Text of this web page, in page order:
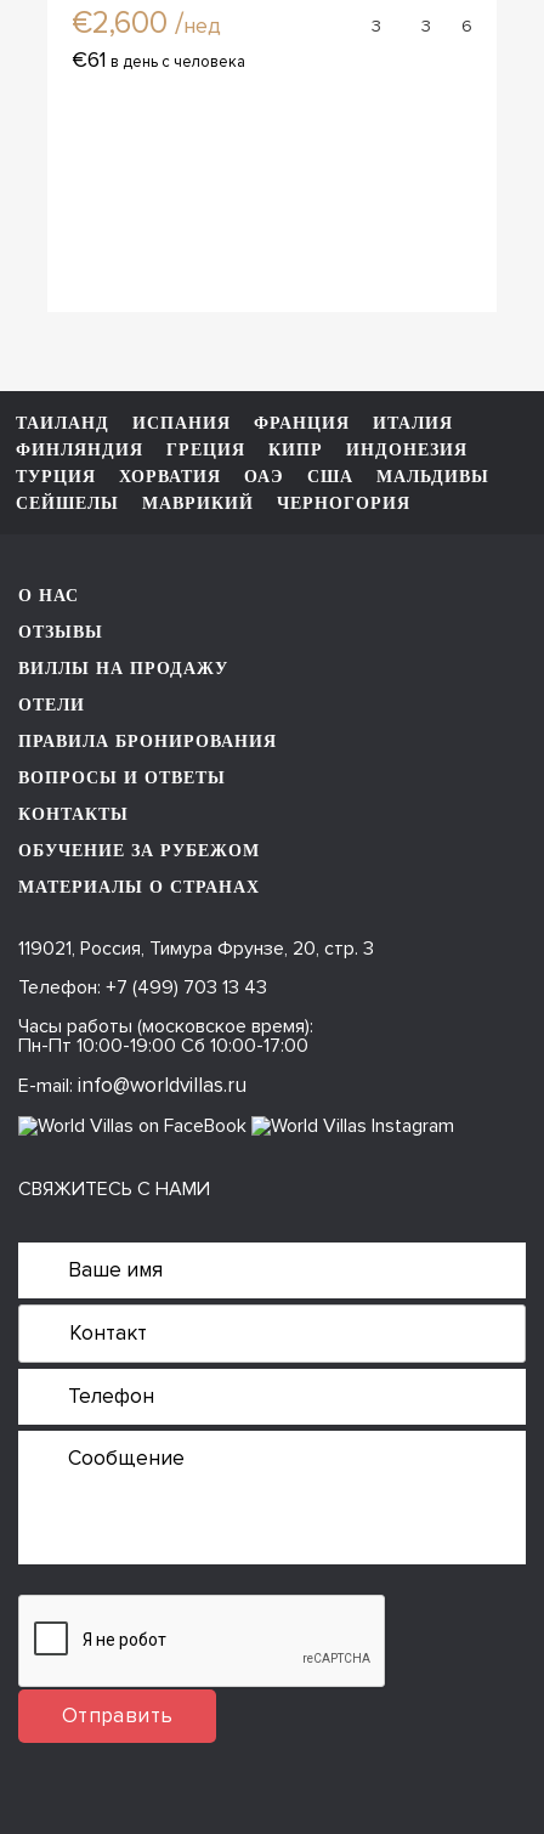
€2,600 /нед 3 3 6
€61 в день с человека
ТАИЛАНД ИСПАНИЯ ФРАНЦИЯ
ИТАЛИЯ
ФИНЛЯНДИЯ
ГРЕЦИЯ КИПР
ИНДОНЕЗИЯ
ТУРЦИЯ
ХОРВАТИЯ ОАЭ США
МАЛЬДИВЫ
СЕЙШЕЛЫ
МАВРИКИЙ ЧЕРНОГОРИЯ
О НАС
ОТЗЫВЫ
ВИЛЛЫ НА ПРОДАЖУ
ОТЕЛИ
ПРАВИЛА БРОНИРОВАНИЯ
ВОПРОСЫ И ОТВЕТЫ
КОНТАКТЫ
ОБУЧЕНИЕ ЗА РУБЕЖОМ
МАТЕРИАЛЫ О СТРАНАХ
119021, Россия, Тимура Фрунзе, 20, стр. 3
Телефон: +7 (499) 703 13 43
Часы работы (московское время):
Пн-Пт 10:00-19:00 Сб 10:00-17:00
E-mail: info@worldvillas.ru
СВЯЖИТЕСЬ С НАМИ
Отправить